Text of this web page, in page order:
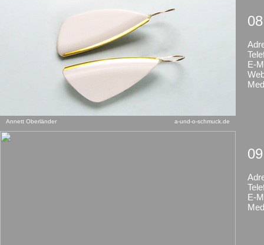
E-
Annett Oberländer a-und-o-schmuck.de
E-